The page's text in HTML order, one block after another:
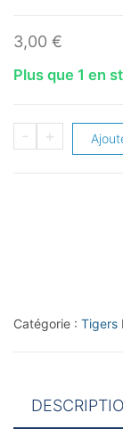
3,00 €
Plus que 1 en
-
quantité
+
Catégorie : Tigers